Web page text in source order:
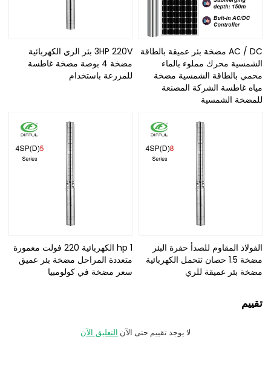
AC / DC مضخة بئر عميقة بالطاقة
الشمسية محرك مملوء بالماء
محمي بالطاقة الشمسية مضخة
مياه غاطسة الشركة المصنعة
للمضخة الشمسية
3HP 220V بئر الري الكهربائية
مضخة 4 بوصة مضخة غاطسة
للمزرعة باستخدام
الفولاذ المقاوم للصدأ حفرة البئر
مضخة 1.5 حصان تتحمل الكهربائية
مضخة بئر عميقة للري
1 hp الكهربائية 220 فولت مغمورة
متعددة المراحل مضخة بئر عميق
سعر مضخة في كولومبيا
تقييم
لا يوجد تقييم حتى الآن التعليق الآن